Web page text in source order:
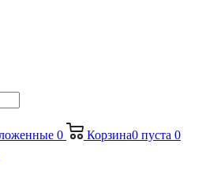
0 Корзина0 пуста 0